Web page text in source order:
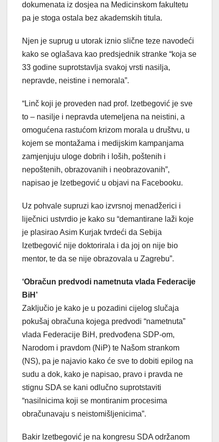
dokumenata iz dosjea na Medicinskom fakultetu
pa je stoga ostala bez akademskih titula.
Njen je suprug u utorak iznio slične teze navodeći
kako se oglašava kao predsjednik stranke “koja se
33 godine suprotstavlja svakoj vrsti nasilja,
nepravde, neistine i nemorala”.
“Linč koji je proveden nad prof. Izetbegović je sve
to – nasilje i nepravda utemeljena na neistini, a
omogućena rastućom krizom morala u društvu, u
kojem se montažama i medijskim kampanjama
zamjenjuju uloge dobrih i loših, poštenih i
nepoštenih, obrazovanih i neobrazovanih”,
napisao je Izetbegović u objavi na Facebooku.
Uz pohvale supruzi kao izvrsnoj menadžerici i
liječnici ustvrdio je kako su “demantirane laži koje
je plasirao Asim Kurjak tvrdeći da Sebija
Izetbegović nije doktorirala i da joj on nije bio
mentor, te da se nije obrazovala u Zagrebu”.
‘Obračun predvodi nametnuta vlada Federacije
BiH’
Zaključio je kako je u pozadini cijelog slučaja
pokušaj obračuna kojega predvodi “nametnuta”
vlada Federacije BiH, predvođena SDP-om,
Narodom i pravdom (NiP) te Našom strankom
(NS), pa je najavio kako će sve to dobiti epilog na
sudu a dok, kako je napisao, pravo i pravda ne
stignu SDA se kani odlučno suprotstaviti
“nasilnicima koji se montiranim procesima
obračunavaju s neistomišljenicima”.
Bakir Izetbegović je na kongresu SDA održanom